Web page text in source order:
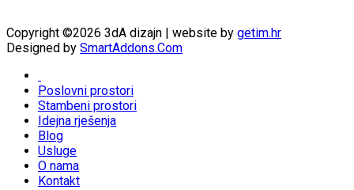
Copyright ©2026 3dA dizajn | website by getim.hr
Designed by SmartAddons.Com
Poslovni prostori
Stambeni prostori
Idejna rješenja
Blog
Usluge
O nama
Kontakt